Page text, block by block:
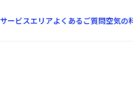
サービスエリアよくあるご質問空気の